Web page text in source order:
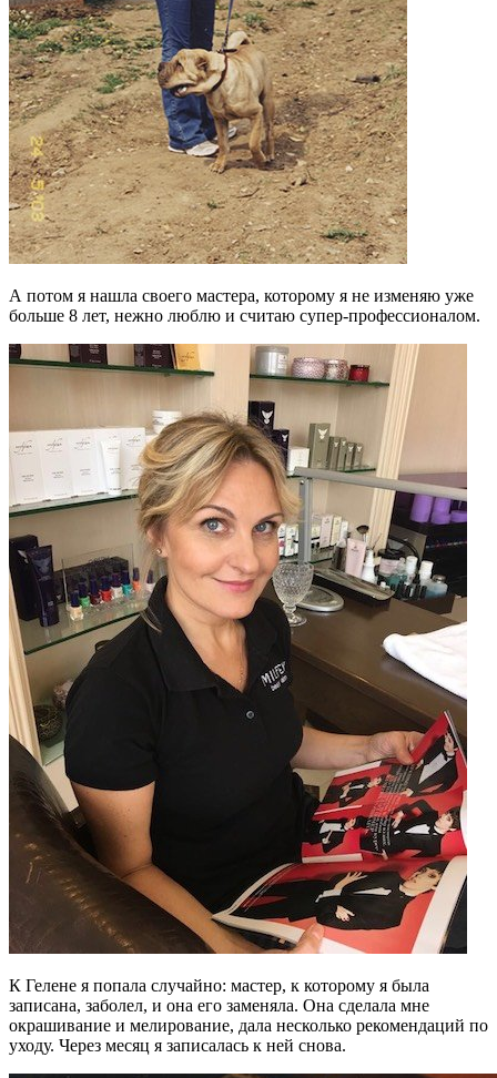
А потом я нашла своего мастера, которому я не изменяю уже
больше 8 лет, нежно люблю и считаю супер-профессионалом.
К Гелене я попала случайно: мастер, к которому я была
записана, заболел, и она его заменяла. Она сделала мне
окрашивание и мелирование, дала несколько рекомендаций по
уходу. Через месяц я записалась к ней снова.